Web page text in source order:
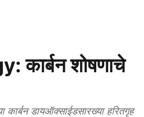
शोषणाचे
डायऑक्साईडसारख्या हरितगृह